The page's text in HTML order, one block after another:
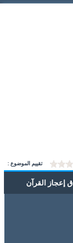
تقييم الموضوع :
القرآن